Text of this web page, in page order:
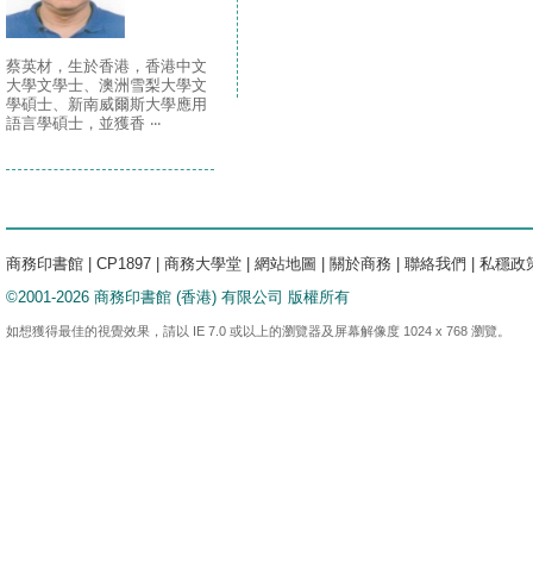
蔡英材，生於香港，香港中文
大學文學士、澳洲雪梨大學文
學碩士、新南威爾斯大學應用
語言學碩士，並獲香 ‧‧‧
商務印書館 CP1897 商務大學堂 網站地圖 關於商務 聯絡我們
私穩政
©2001-2026 商務印書館 (香港) 有限公司 版權所有
如想獲得最佳的視覺效果，請以 IE 7.0 或以上的瀏覽器及屏幕解像度 1024 x 768 瀏覽。